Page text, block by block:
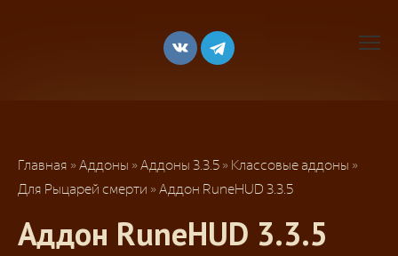
Главная »Аддоны »Аддоны 3.3.5 » Классовые аддоны »
Для Рыцарей смерти »Аддон RuneHUD 3.3.5
Аддон RuneHUD 3.3.5